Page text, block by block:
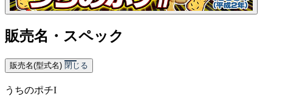
販売名・スペック
販売名(型式名) 閉じる
うちのポチI